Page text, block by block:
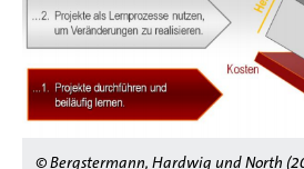
© Bergstermann, Hardwig und North